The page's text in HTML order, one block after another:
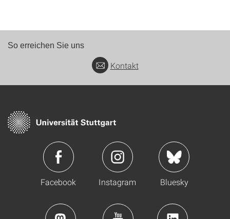
So erreichen Sie uns
Kontakt
Facebook Instagram Bluesky